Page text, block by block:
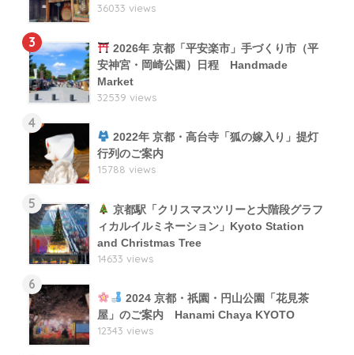
36033 views
3
2026年 京都「平安楽市」手づくり市（平
安神宮・岡崎公園）日程 Handmade
Market
32539 views
4
2022年 京都・高台寺「狐の嫁入り」提灯
行列のご案内
15788 views
5
京都駅「クリスマスツリーと大階段グラフ
ィカルイルミネーション」Kyoto Station
and Christmas Tree
14633 views
6
2024 京都・祇園・円山公園「花見茶
屋」のご案内 Hanami Chaya KYOTO
12343 views